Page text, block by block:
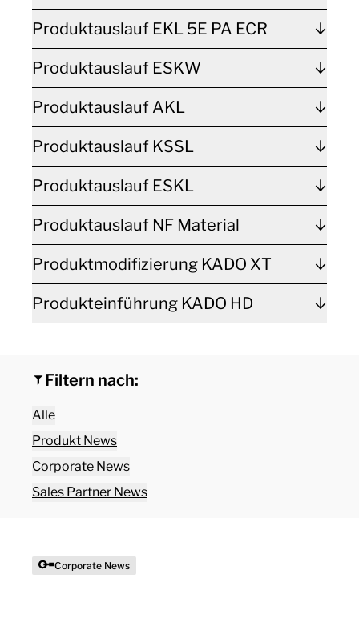
Produktauslauf EKL 5E PA ECR
Produktauslauf ESKW
Produktauslauf AKL
Produktauslauf KSSL
Produktauslauf ESKL
Produktauslauf NF Material
Produktmodifizierung KADO XT
Produkteinführung KADO HD
Filtern nach:
Alle
Produkt News
Corporate News
Sales Partner News
Corporate News